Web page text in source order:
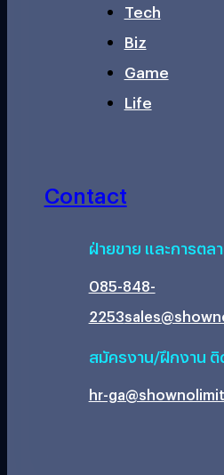
Tech
Biz
Game
Life
Contact
ฝ่ายขาย และการตล
085-848-
2253
สมัครงาน/ฝึกงาน ติ
hr-